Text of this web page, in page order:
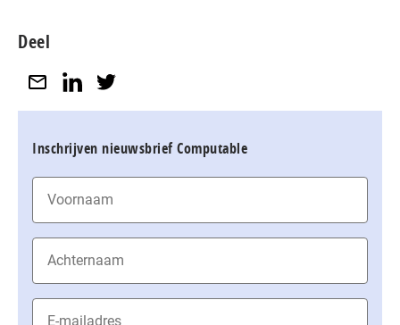
Deel
Inschrijven nieuwsbrief Computable